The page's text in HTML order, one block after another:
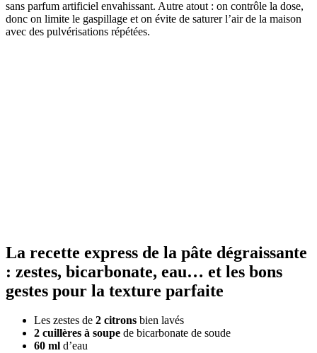
sans parfum artificiel envahissant. Autre atout : on contrôle la dose,
donc on limite le gaspillage et on évite de saturer l’air de la maison
avec des pulvérisations répétées.
La recette express de la pâte dégraissante
: zestes, bicarbonate, eau… et les bons
gestes pour la texture parfaite
Les zestes de 2 citrons bien lavés
2 cuillères à soupe de bicarbonate de soude
60 ml d’eau